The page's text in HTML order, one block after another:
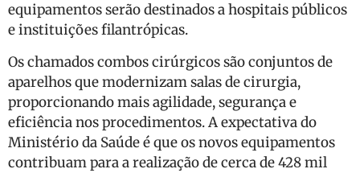
equipamentos serão destinados a hospitais públicos
e instituições filantrópicas.
Os chamados combos cirúrgicos são conjuntos de
aparelhos que modernizam salas de cirurgia,
proporcionando mais agilidade, segurança e
eficiência nos procedimentos. A expectativa do
Ministério da Saúde é que os novos equipamentos
contribuam para a realização de cerca de 428 mil